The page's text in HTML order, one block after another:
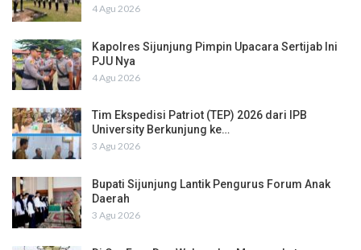
4 Agu 2026
Kapolres Sijunjung Pimpin Upacara Sertijab Ini
PJU Nya
4 Agu 2026
Tim Ekspedisi Patriot (TEP) 2026 dari IPB
University Berkunjung ke…
3 Agu 2026
Bupati Sijunjung Lantik Pengurus Forum Anak
Daerah
3 Agu 2026